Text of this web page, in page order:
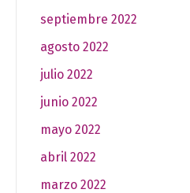
septiembre 2022
agosto 2022
julio 2022
junio 2022
mayo 2022
abril 2022
marzo 2022